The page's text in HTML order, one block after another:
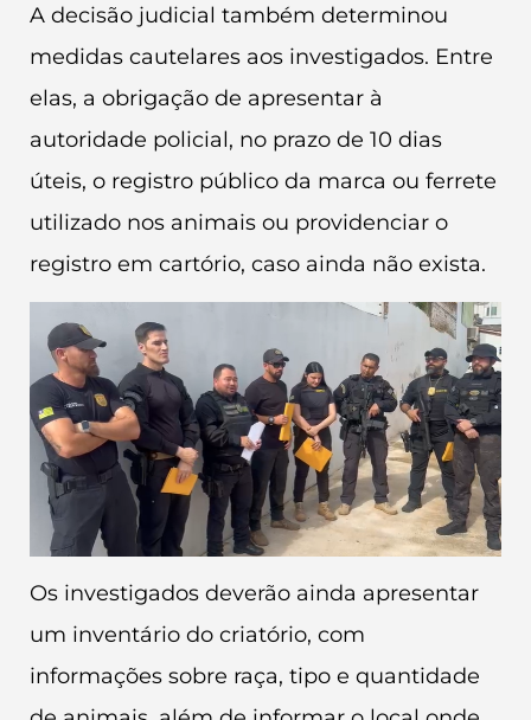
A decisão judicial também determinou
medidas cautelares aos investigados. Entre
elas, a obrigação de apresentar à
autoridade policial, no prazo de 10 dias
úteis, o registro público da marca ou ferrete
utilizado nos animais ou providenciar o
registro em cartório, caso ainda não exista.
Os investigados deverão ainda apresentar
um inventário do criatório, com
informações sobre raça, tipo e quantidade